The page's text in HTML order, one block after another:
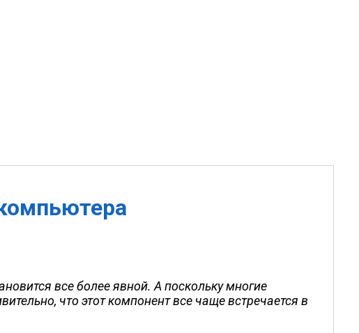
все более явной. А поскольку многие
что этот компонент все чаще встречается в